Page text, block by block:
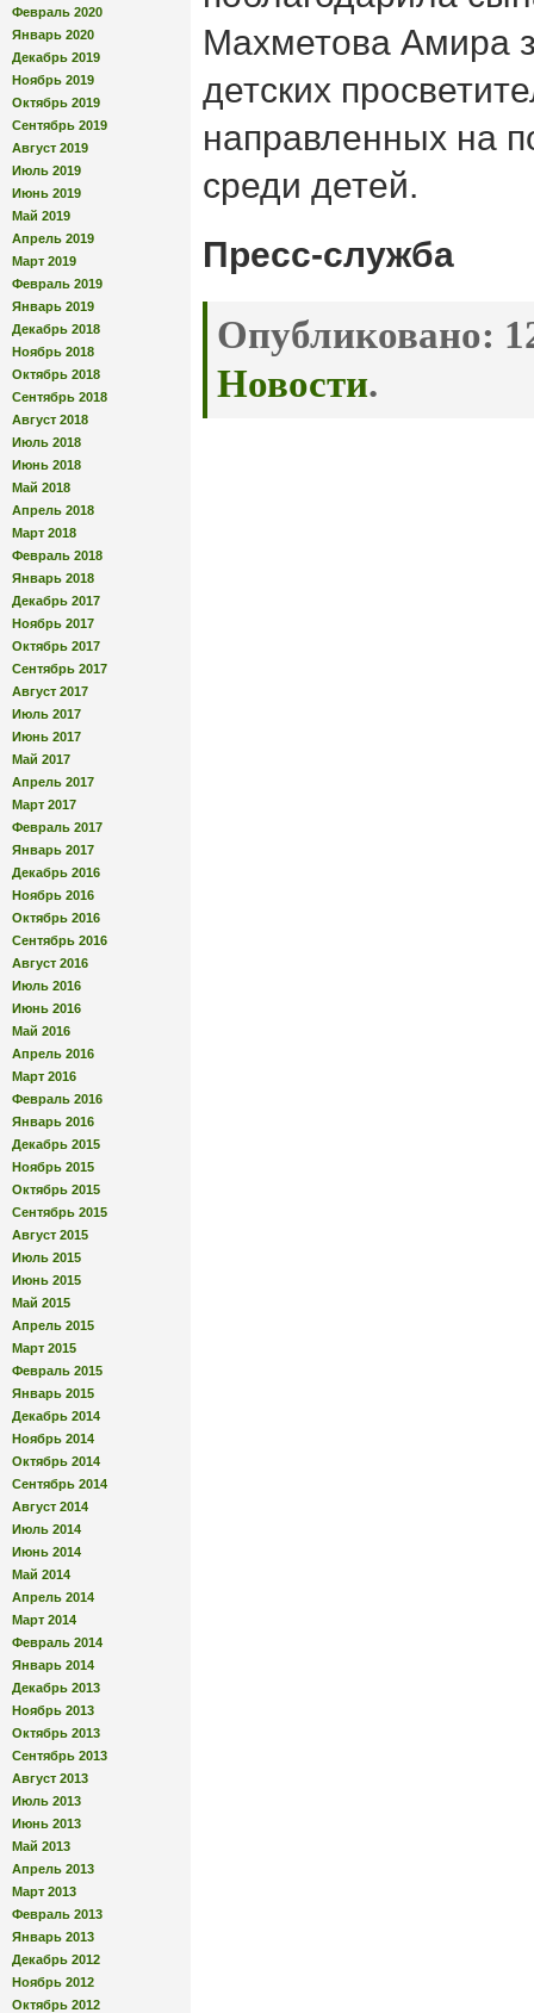
Февраль 2020
Январь 2020
Декабрь 2019
Ноябрь 2019
Октябрь 2019
Сентябрь 2019
Август 2019
Июль 2019
Июнь 2019
Май 2019
Апрель 2019
Март 2019
Февраль 2019
Январь 2019
Декабрь 2018
Ноябрь 2018
Октябрь 2018
Сентябрь 2018
Август 2018
Июль 2018
Июнь 2018
Май 2018
Апрель 2018
Март 2018
Февраль 2018
Январь 2018
Декабрь 2017
Ноябрь 2017
Октябрь 2017
Сентябрь 2017
Август 2017
Июль 2017
Июнь 2017
Май 2017
Апрель 2017
Март 2017
Февраль 2017
Январь 2017
Декабрь 2016
Ноябрь 2016
Октябрь 2016
Сентябрь 2016
Август 2016
Июль 2016
Июнь 2016
Май 2016
Апрель 2016
Март 2016
Февраль 2016
Январь 2016
Декабрь 2015
Ноябрь 2015
Октябрь 2015
Сентябрь 2015
Август 2015
Июль 2015
Июнь 2015
Май 2015
Апрель 2015
Март 2015
Февраль 2015
Январь 2015
Декабрь 2014
Ноябрь 2014
Октябрь 2014
Сентябрь 2014
Август 2014
Июль 2014
Июнь 2014
Май 2014
Апрель 2014
Март 2014
Февраль 2014
Январь 2014
Декабрь 2013
Ноябрь 2013
Октябрь 2013
Сентябрь 2013
Август 2013
Июль 2013
Июнь 2013
Май 2013
Апрель 2013
Март 2013
Февраль 2013
Январь 2013
Декабрь 2012
Ноябрь 2012
Октябрь 2012
Махметова Амира
детских
направленных на
среди детей.
Пресс-служба
Опубликовано:
Новости.